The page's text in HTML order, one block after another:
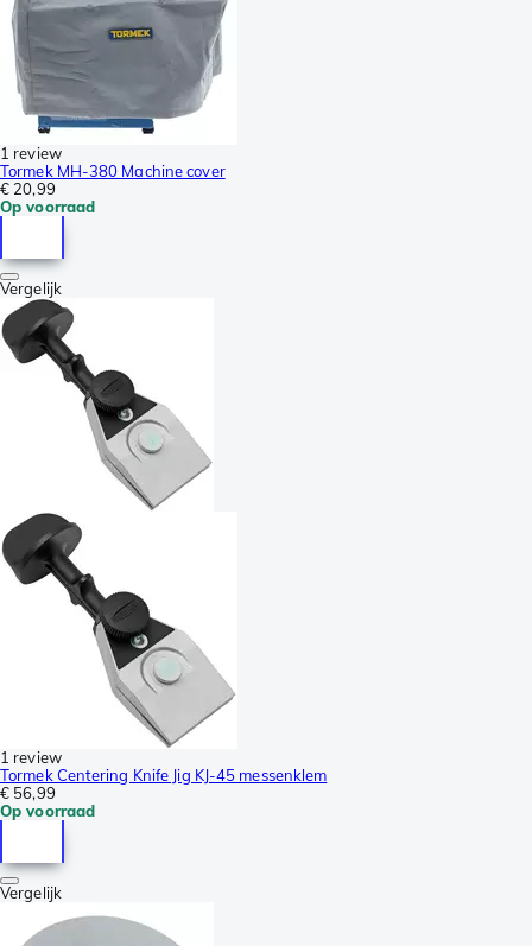
1 review
Tormek MH-380 Machine cover
€ 20,99
Op voorraad
Vergelijk
1 review
Tormek Centering Knife Jig KJ-45 messenklem
€ 56,99
Op voorraad
Vergelijk